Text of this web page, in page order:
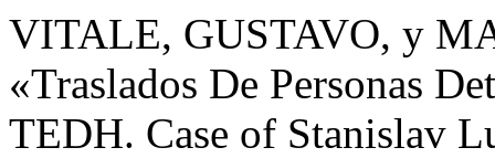
VITALE, GUSTAVO, y
«Traslados De Personas
TEDH. Case of Stanislav